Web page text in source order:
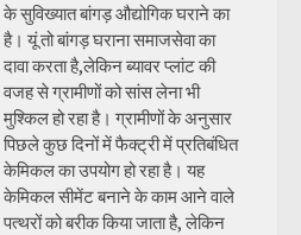
के सुविख्यात बांगड़ औद्योगिक घराने का
है। यूं तो बांगड़ घराना समाजसेवा का
दावा करता है,लेकिन ब्यावर प्लांट की
वजह से ग्रामीणों को सांस लेना भी
मुश्किल हो रहा है। ग्रामीणों के अनुसार
पिछले कुछ दिनों में फैक्ट्री में प्रतिबंधित
केमिकल का उपयोग हो रहा है। यह
केमिकल सीमेंट बनाने के काम आने वाले
पत्थरों को बरीक किया जाता है, लेकिन